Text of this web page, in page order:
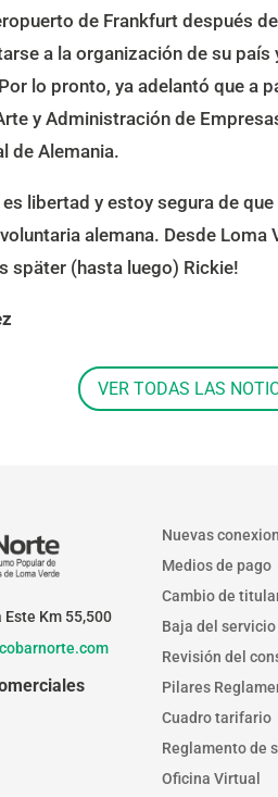
de Frankfurt después
a la organización de su
lo pronto, ya adelantó que a
y Administración de
de Alemania.
libertad y estoy segura de
alemana. Desde Loma
später (hasta luego) Rickie!
VER TODAS LAS
Km 55,500
Nuevas
Medios de pago
Cambio de
Baja del servicio
Revisión del
Pilares
Cuadro tarifario
Reglamento de
Oficina Virtual